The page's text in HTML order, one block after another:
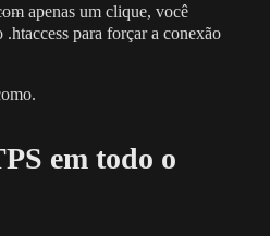
apenas um clique, você
para forçar a conexão
em todo o